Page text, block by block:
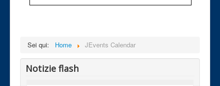
Sei qui: Home JEvents Calendar
Notizie flash